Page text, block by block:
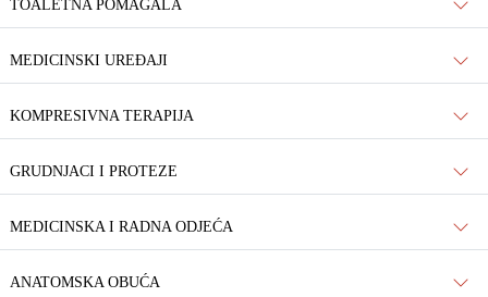
TOALETNA POMAGALA
MEDICINSKI UREĐAJI
KOMPRESIVNA TERAPIJA
GRUDNJACI I PROTEZE
MEDICINSKA I RADNA ODJEĆA
ANATOMSKA OBUĆA